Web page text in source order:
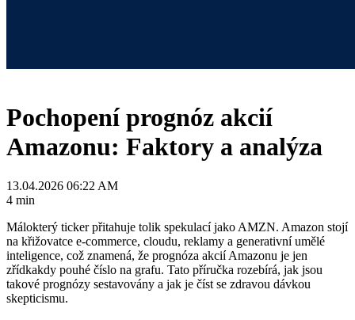
Pochopení prognóz akcií
Amazonu: Faktory a analýza
13.04.2026 06:22 AM
4 min
Málokterý ticker přitahuje tolik spekulací jako AMZN. Amazon stojí
na křižovatce e-commerce, cloudu, reklamy a generativní umělé
inteligence, což znamená, že prognóza akcií Amazonu je jen
zřídkakdy pouhé číslo na grafu. Tato příručka rozebírá, jak jsou
takové prognózy sestavovány a jak je číst se zdravou dávkou
skepticismu.